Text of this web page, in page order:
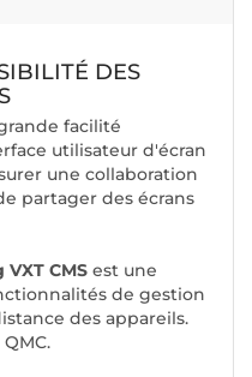
DES
facilité
utilisateur d'écran
une collaboration
partager des écrans
CMS est une
de gestion
des appareils.